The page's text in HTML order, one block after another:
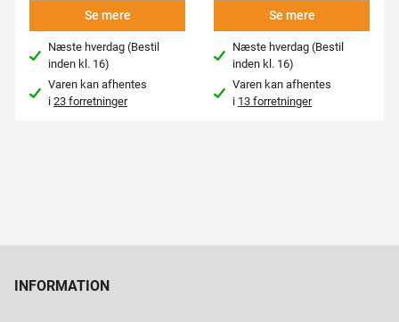
Se mere
Næste hverdag (Bestil
inden kl. 16)
Varen kan afhentes
i23 forretninger
Se mere
Næste hverdag (Bestil
inden kl. 16)
Varen kan afhentes
i 13 forretninger
INFORMATION